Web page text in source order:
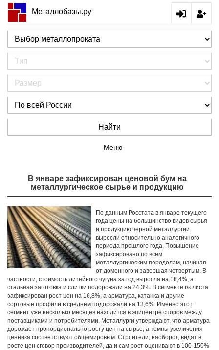
Металлобазы.ру
Найти
Меню
В январе зафиксирован ценовой бум на
металлургическое сырье и продукцию
По данным Росстата в январе текущего
года цены на большинство видов сырья
и продукцию черной металлургии
выросли относительно аналогичного
периода прошлого года. Повышение
зафиксировано по всем
металлургическим переделам, начиная
от доменного и завершая четвертым. В
частности, стоимость литейного чугуна за год выросла на 18,4%, а
стальная заготовка и слитки подорожали на 24,3%. В сегменте г/к листа
зафиксирован рост цен на 16,8%, а арматура, катанка и другие
сортовые профили в среднем подорожали на 13,6%. Именно этот
сегмент уже несколько месяцев находится в эпицентре споров между
поставщиками и потребителями. Металлурги утверждают, что арматура
дорожает пропорционально росту цен на сырье, а темпы увеличения
ценника соответствуют общемировым. Строители, наоборот, видят в
росте цен сговор производителей, да и сам рост оценивают в 100-150%